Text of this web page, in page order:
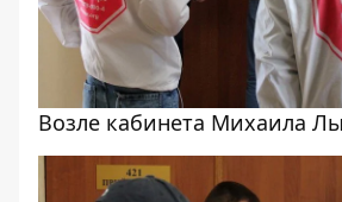
Возле кабинета Михаила